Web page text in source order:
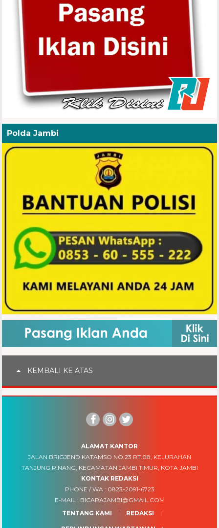
Polda Jambi
KEMBALI KE ATAS
ALAMAT KANTOR
JALAN BRIGJEND KATAMSO NO.23 RT.08, KELURAHAN
TANJUNG PINANG, KECAMATAN JAMBI TIMUR, KOTA JAMBI
KONTAK REDAKSI
PHONE / WA : 0823-2091-6723
E-MAIL : BICARAJAMBI@GMAIL.COM
TENTANG KAMI
REDAKSI